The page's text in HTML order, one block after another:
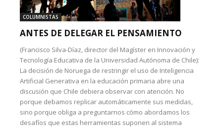
COLUMNISTAS
ANTES DE DELEGAR EL PENSAMIENTO
(Francisco Silva-Díaz, director del Magíster en Innovación y
Tecnología Educativa de la Universidad Autónoma de Chile):
La decisión de Noruega de restringir el uso de Inteligencia
Artificial Generativa en la educación primaria abre una
discusión que Chile debiera observar con atención. No
porque debamos replicar automáticamente sus medidas,
sino porque obliga a preguntarnos cómo abordamos los
desafíos que estas herramientas suponen al sistema